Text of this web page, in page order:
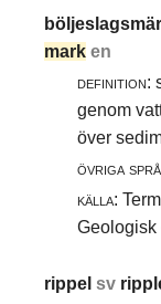
mark en
definition:
genom
över
övriga
källa:
Geologisk
rippelsv